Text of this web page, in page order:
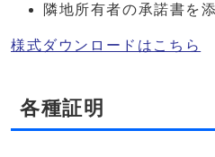
隣地所有者の承諾書を
様式ダウンロードはこちら
各種証明